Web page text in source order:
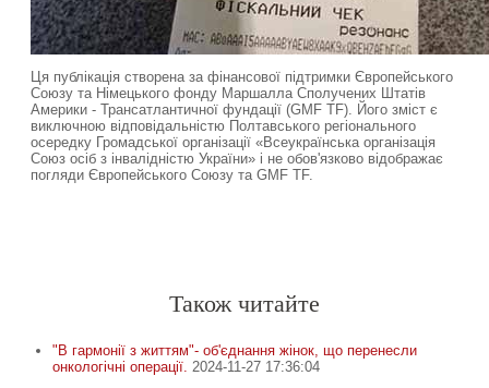
Ця публікація створена за фінансової підтримки Європейського
Союзу та Німецького фонду Маршалла Сполучених Штатів
Америки - Трансатлантичної фундації (GMF TF). Його зміст є
виключною відповідальністю Полтавського регіонального
осередку Громадської організації «Всеукраїнська організація
Союз осіб з інвалідністю України» і не обов'язково відображає
погляди Європейського Союзу та GMF TF.
Також читайте
"В гармонії з життям"- об'єднання жінок, що перенесли
онкологічні операції. 2024-11-27 17:36:04